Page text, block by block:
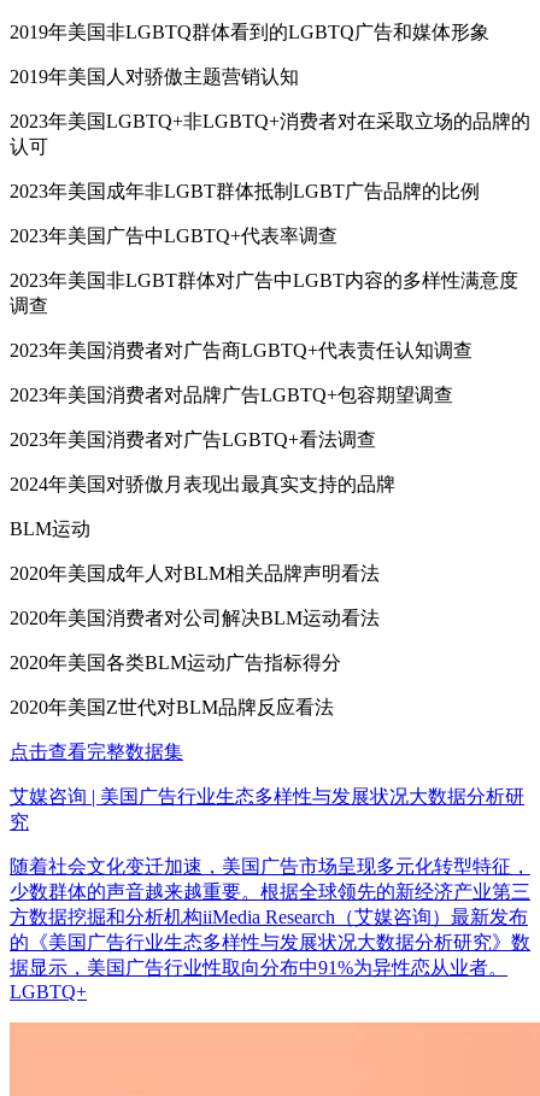
2019年美国非LGBTQ群体看到的LGBTQ广告和媒体形象
2019年美国人对骄傲主题营销认知
2023年美国LGBTQ+非LGBTQ+消费者对在采取立场的品牌的
认可
2023年美国成年非LGBT群体抵制LGBT广告品牌的比例
2023年美国广告中LGBTQ+代表率调查
2023年美国非LGBT群体对广告中LGBT内容的多样性满意度
调查
2023年美国消费者对广告商LGBTQ+代表责任认知调查
2023年美国消费者对品牌广告LGBTQ+包容期望调查
2023年美国消费者对广告LGBTQ+看法调查
2024年美国对骄傲月表现出最真实支持的品牌
BLM运动
2020年美国成年人对BLM相关品牌声明看法
2020年美国消费者对公司解决BLM运动看法
2020年美国各类BLM运动广告指标得分
2020年美国Z世代对BLM品牌反应看法
点击查看完整数据集
艾媒咨询 | 美国广告行业生态多样性与发展状况大数据分析研
究
随着社会文化变迁加速，美国广告市场呈现多元化转型特征，
少数群体的声音越来越重要。根据全球领先的新经济产业第三
方数据挖掘和分析机构iiMedia Research（艾媒咨询）最新发布
的《美国广告行业生态多样性与发展状况大数据分析研究》数
据显示，美国广告行业性取向分布中91%为异性恋从业者。
LGBTQ+